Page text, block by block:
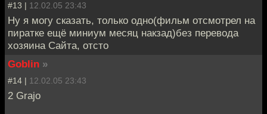
#13 | 12.02.05 23:43
Ну я могу сказать, только одно(фильм отсмотрел на
пиратке ещё миниум месяц накзад)без перевода
хозяина Сайта, отсто
Goblin »
#14 | 12.02.05 23:43
2 Grajo